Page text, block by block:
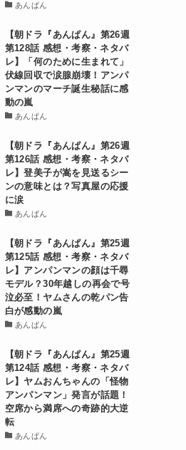
あんぱん
【朝ドラ『あんぱん』第26週
第128話 感想・考察・ネタバ
レ】「何のために生まれて」
伏線回収で涙腺崩壊！アンパ
ンマンのマーチ誕生秘話に感
動の嵐
あんぱん
【朝ドラ『あんぱん』第26週
第126話 感想・考察・ネタバ
レ】登美子が嵩を見送るシー
ンの意味とは？写真屋の応援
に涙
あんぱん
【朝ドラ『あんぱん』第25週
第125話 感想・考察・ネタバ
レ】アンパンマンの顔は千尋
モデル？30年越しの再会で号
泣必至！ヤムさんの乾パン告
白が感動の嵐
あんぱん
【朝ドラ『あんぱん』第25週
第124話 感想・考察・ネタバ
レ】ヤムおんちゃんの「怪物
アンパンマン」発言が話題！
空席から満席への奇跡的大逆
転
あんぱん